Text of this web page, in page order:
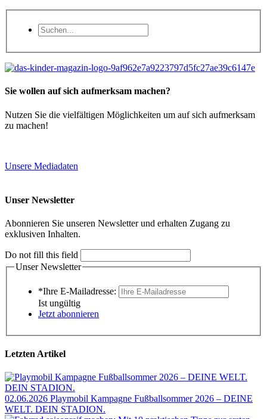
Sie wollen auf sich aufmerksam machen?
Nutzen Sie die vielfältigen Möglichkeiten um auf sich aufmerksam
zu machen!
Unsere Mediadaten
Unser Newsletter
Abonnieren Sie unseren Newsletter und erhalten Zugang zu
exklusiven Inhalten.
Do not fill this field
Unser Newsletter
*Ihre E-Mailadresse:
Ist ungültig
Jetzt abonnieren
Letzten Artikel
02.06.2026 Playmobil Kampagne Fußballsommer 2026 – DEINE
WELT. DEIN STADION.